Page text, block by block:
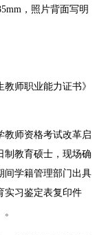
，照片背面写明
师职业能力证书》
教师资格考试改革启
制教育硕士，现场确
间学籍管理部门出具
实习鉴定表复印件